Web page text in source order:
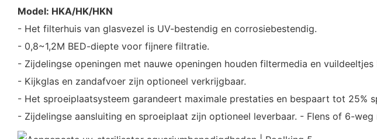
Model: HKA/HK/HKN
- Het filterhuis van glasvezel is UV-bestendig en corrosiebestendig.
- 0,8~1,2M BED-diepte voor fijnere filtratie.
- Zijdelingse openingen met nauwe openingen houden filtermedia en vuildeeltjes
- Kijkglas en zandafvoer zijn optioneel verkrijgbaar.
- Het sproeiplaatsysteem garandeert maximale prestaties en bespaart tot 25%
- Zijdelingse aansluiting en sproeiplaat zijn optioneel leverbaar. - Flens of 6-